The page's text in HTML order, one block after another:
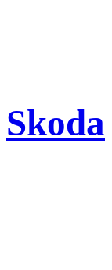
Skoda